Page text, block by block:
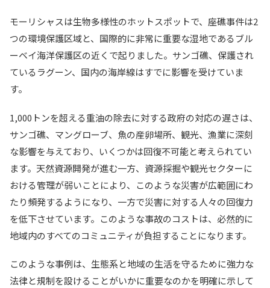
モーリシャスは生物多様性のホットスポットで、座礁事件は2
つの環境保護区域と、国際的に非常に重要な湿地であるブル
ーベイ海洋保護区の近くで起りました。サンゴ礁、保護され
ているラグーン、国内の海岸線はすでに影響を受けていま
す。
1,000トンを超える重油の除去に対する政府の対応の遅さは、
サンゴ礁、マングローブ、魚の産卵場所、観光、漁業に深刻
な影響を与えており、いくつかは回復不可能と考えられてい
ます。天然資源開発が進む一方、資源採掘や観光セクターに
おける管理が弱いことにより、このような災害が広範囲にわ
たり頻発するようになり、一方で災害に対する人々の回復力
を低下させています。このような事故のコストは、必然的に
地域内のすべてのコミュニティが負担することになります。
このような事例は、生態系と地域の生活を守るために強力な
法律と規制を設けることがいかに重要なのかを明確に示して